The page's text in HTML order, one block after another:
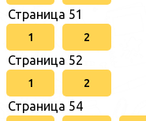
Страница 51
1 2
Страница 52
1 2
Страница 54